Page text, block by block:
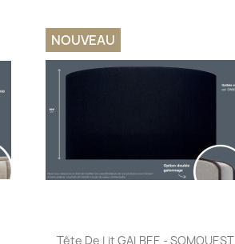
Aperçu rapide
Tête De Lit GALBEE - SOMOUEST
NOUVEAU